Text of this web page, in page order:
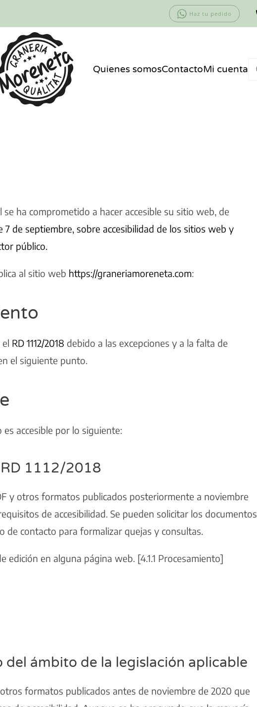
Haz tu pedido
Quienes somosContactoMi cuenta
ha comprometido a hacer accesible su sitio web, de
7 de septiembre, sobre accesibilidad de los sitios web y
público.
al sitio web https://graneriamoreneta.com:
RD 1112/2018 debido a las excepciones y a la falta de
el siguiente punto.
accesible por lo siguiente:
1112/2018
y otros formatos publicados posteriormente a noviembre
de accesibilidad. Se pueden solicitar los documentos
de contacto para formalizar quejas y consultas.
en alguna página web. [4.1.1 Procesamiento]
ámbito de la legislación aplicable
formatos publicados antes de noviembre de 2020 que